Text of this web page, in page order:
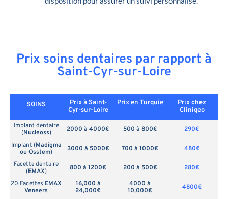
Prix soins dentaires par rapport à
Saint-Cyr-sur-Loire
SOINS
Prix à Saint-
Cyr-sur-Loire
Prix en Turquie
Prix chez
Cliniqeo
Implant dentaire
(Nucleoss) 2000 à 4000€ 500 à 800€
290€
Implant (Madigma
ou Osstem) 3000 à 5000€ 700 à 1000€
480€
Facette dentaire
(EMAX) 800 à 1200€ 200 à 500€
280€
20 Facettes EMAX
Veneers
16,000 à
24,000€
4000 à
10,000€
4800€